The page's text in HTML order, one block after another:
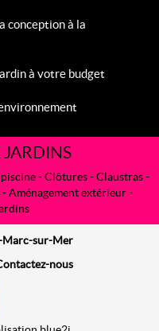
conception à la
à votre budget
JARDINS
- Clôtures -Claustras-
- Aménagement extérieur -
Marc-sur-Mer
nous